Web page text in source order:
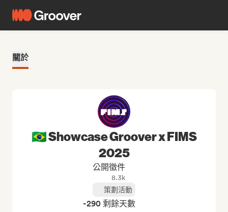
關於
🇧🇷 Showcase Groover x FIMS
2025
公開徵件
8.3k
策劃活動
-290 剩餘天數